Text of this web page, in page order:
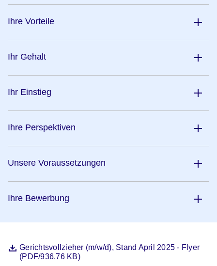
Ihre Vorteile
Ihr Gehalt
Ihr Einstieg
Ihre Perspektiven
Unsere Voraussetzungen
Ihre Bewerbung
DateiGerichtsvollzieher (m/w/d), Stand April 2025 - Flyer
(PDF/936.76 KB)
Öffnet sich in einem neuen Fenster